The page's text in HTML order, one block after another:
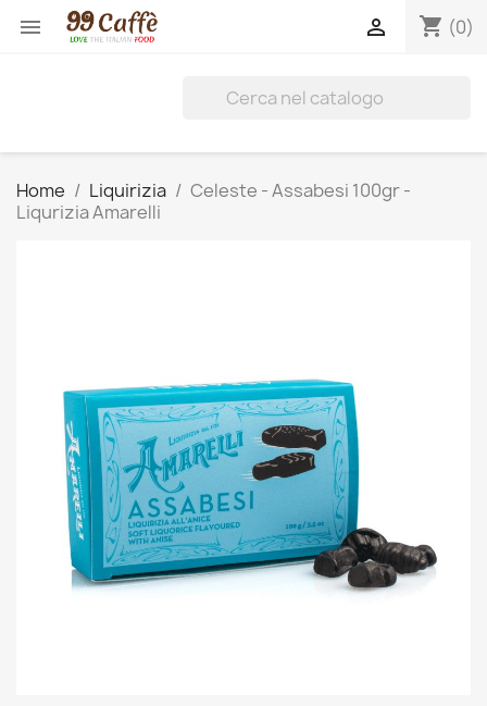
 shopping_cart (0)

Home Liquirizia
Celeste - Assabesi 100gr -
Liqurizia Amarelli